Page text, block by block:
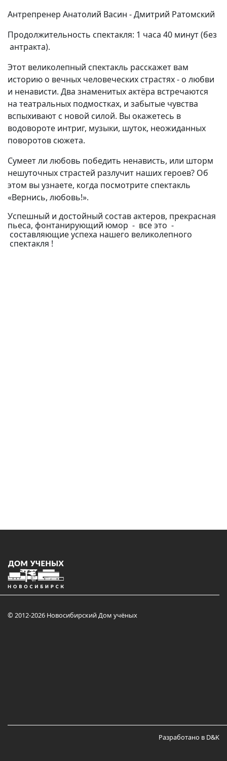
Антрепренер Анатолий Васин - Дмитрий Ратомский
Продолжительность спектакля: 1 часа 40 минут (без
антракта).
Этот великолепный спектакль расскажет вам
историю о вечных человеческих страстях - о любви
и ненависти. Два знаменитых актёра встречаются
на театральных подмостках, и забытые чувства
вспыхивают с новой силой. Вы окажетесь в
водовороте интриг, музыки, шуток, неожиданных
поворотов сюжета.
Сумеет ли любовь победить ненависть, или шторм
нешуточных страстей разлучит наших героев? Об
этом вы узнаете, когда посмотрите спектакль
«Вернись, любовь!».
Успешный и достойный состав актеров, прекрасная
пьеса, фонтанирующий юмор - все это -
составляющие успеха нашего великолепного
спектакля !
© 2012-2026 Новосибирский Дом учёных
Разработано в D&K